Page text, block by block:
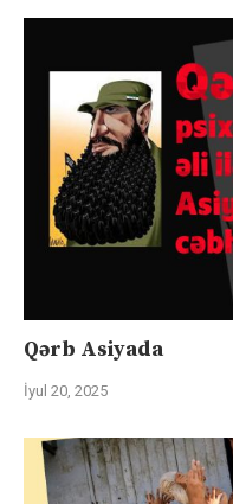
Qərb Asiyada
İyul 20, 2025